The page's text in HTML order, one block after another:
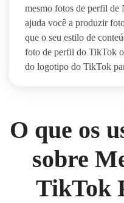
mesmo fotos de perfil
ajuda você a produzir
que o seu estilo de
foto de perfil do TikTok
do logotipo do TikTok
O que os
sobre
TikTok